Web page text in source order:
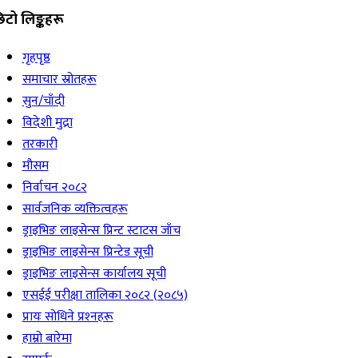
लिङ्कहरू
गृहपृष्ठ
समाचार स्रोतहरू
सुन/चाँदी
विदेशी मुद्रा
तरकारी
मौसम
निर्वाचन २०८२
सार्वजनिक व्यक्तित्वहरू
ड्राइभिङ लाइसेन्स प्रिन्ट स्टाटस जाँच
ड्राइभिङ लाइसेन्स प्रिन्टेड सूची
ड्राइभिङ लाइसेन्स कार्यालय सूची
एसईई परीक्षा तालिका २०८२ (२०८५)
प्रायः सोधिने प्रश्‍नहरू
हाम्रो बारेमा